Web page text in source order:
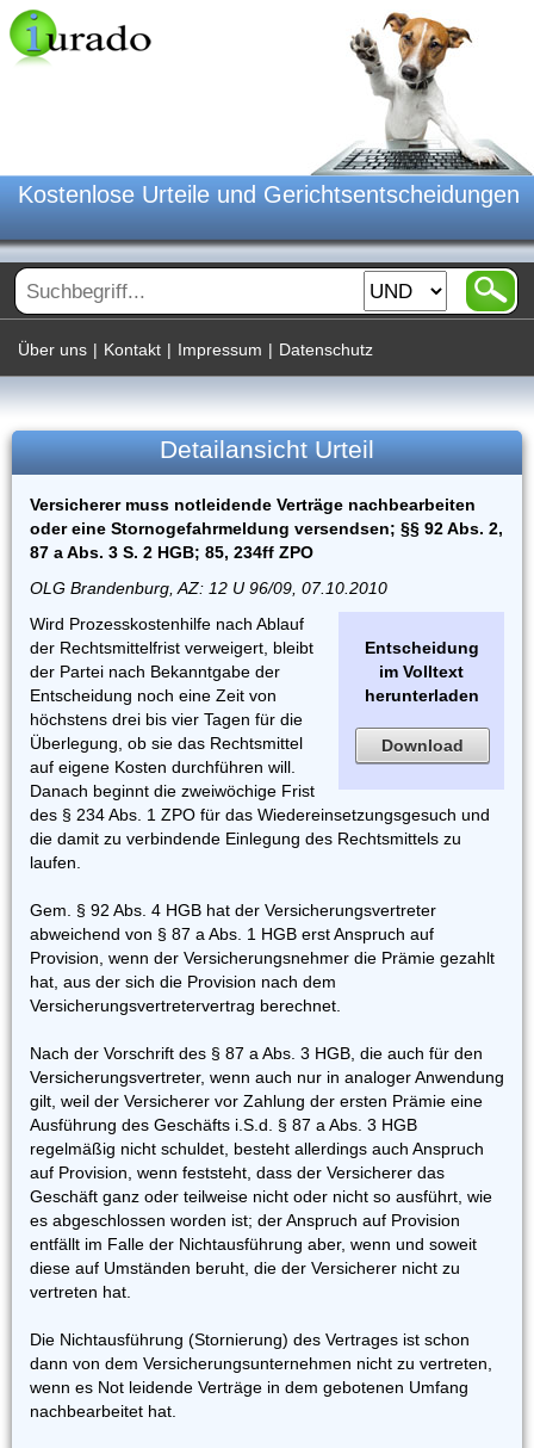
Kostenlose Urteile und Gerichtsentscheidungen
Über uns | Kontakt | Impressum | Datenschutz
Detailansicht Urteil
Versicherer muss notleidende Verträge nachbearbeiten
oder eine Stornogefahrmeldung versendsen; §§ 92 Abs. 2,
87 a Abs. 3 S. 2 HGB; 85, 234ff ZPO
OLG Brandenburg, AZ: 12 U 96/09, 07.10.2010
Entscheidung
im Volltext
herunterladen
Download
Wird Prozesskostenhilfe nach Ablauf
der Rechtsmittelfrist verweigert, bleibt
der Partei nach Bekanntgabe der
Entscheidung noch eine Zeit von
höchstens drei bis vier Tagen für die
Überlegung, ob sie das Rechtsmittel
auf eigene Kosten durchführen will.
Danach beginnt die zweiwöchige Frist
des § 234 Abs. 1 ZPO für das Wiedereinsetzungsgesuch und
die damit zu verbindende Einlegung des Rechtsmittels zu
laufen.
Gem. § 92 Abs. 4 HGB hat der Versicherungsvertreter
abweichend von § 87 a Abs. 1 HGB erst Anspruch auf
Provision, wenn der Versicherungsnehmer die Prämie gezahlt
hat, aus der sich die Provision nach dem
Versicherungsvertretervertrag berechnet.
Nach der Vorschrift des § 87 a Abs. 3 HGB, die auch für den
Versicherungsvertreter, wenn auch nur in analoger Anwendung
gilt, weil der Versicherer vor Zahlung der ersten Prämie eine
Ausführung des Geschäfts i.S.d. § 87 a Abs. 3 HGB
regelmäßig nicht schuldet, besteht allerdings auch Anspruch
auf Provision, wenn feststeht, dass der Versicherer das
Geschäft ganz oder teilweise nicht oder nicht so ausführt, wie
es abgeschlossen worden ist; der Anspruch auf Provision
entfällt im Falle der Nichtausführung aber, wenn und soweit
diese auf Umständen beruht, die der Versicherer nicht zu
vertreten hat.
Die Nichtausführung (Stornierung) des Vertrages ist schon
dann von dem Versicherungsunternehmen nicht zu vertreten,
wenn es Not leidende Verträge in dem gebotenen Umfang
nachbearbeitet hat.